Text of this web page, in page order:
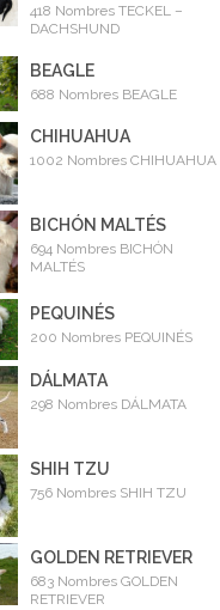
418 Nombres TECKEL –
DACHSHUND
BEAGLE
688 Nombres BEAGLE
CHIHUAHUA
1002 Nombres CHIHUAHUA
BICHÓN MALTÉS
694 Nombres BICHÓN
MALTÉS
PEQUINÉS
200 Nombres PEQUINÉS
DÁLMATA
298 Nombres DÁLMATA
SHIH TZU
756 Nombres SHIH TZU
GOLDEN RETRIEVER
683 Nombres GOLDEN
RETRIEVER